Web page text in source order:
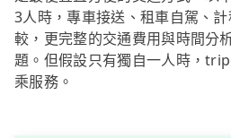
3人時，專車接送、租車自駕、
較，更完整的交通費用與時間分
題。但假設只有獨自一人時，
乘服務。